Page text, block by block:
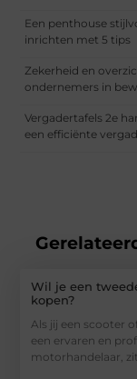
Een penthouse
inrichten met 5 tips
Zekerheid en
ondernemers in
Vergadertafels 2e
een efficiënte
Wil je een
kopen?
Als jij een scooter
een ervaren en
motorhandelaar, zit